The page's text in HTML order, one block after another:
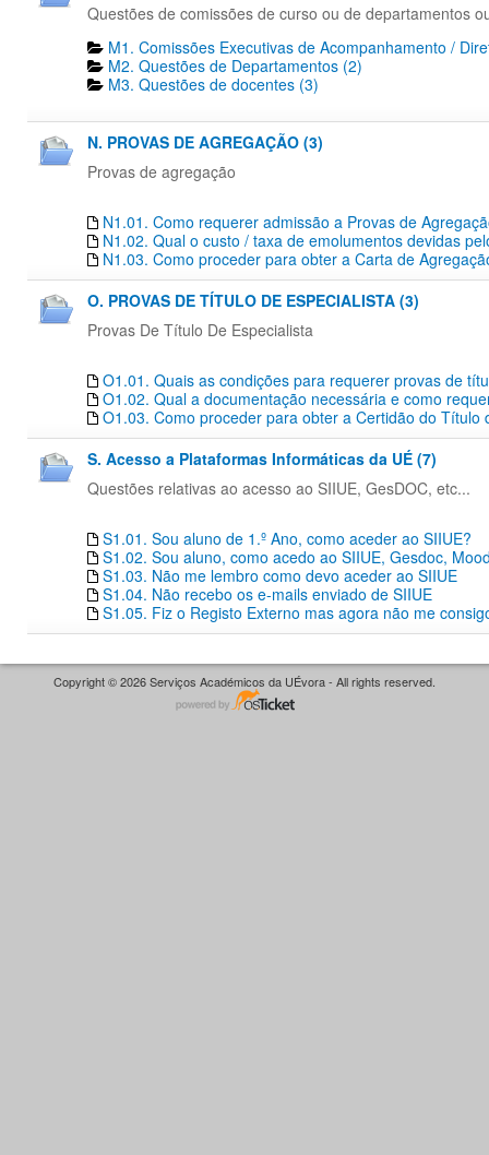
Questões de comissões de curso ou de departamentos
M1. Comissões Executivas de Acompanhamento /
M2. Questões de Departamentos​ (2)
M3. Questões de docentes​ (3)
N. PROVAS DE AGREGAÇÃO (3)
Provas de agregação
N1.01. Como requerer admissão a Provas de
N1.02. Qual o custo / taxa de emolumentos devidas
N1.03. Como proceder para obter a Carta de
O. PROVAS DE TÍTULO DE ESPECIALISTA (3)
Provas De Título De Especialista
O1.01. Quais as condições para requerer provas de
O1.02. Qual a documentação necessária e como
O1.03. Como proceder para obter a Certidão do Título
S. Acesso a Plataformas Informáticas da UÉ (7)
Questões relativas ao acesso ao SIIUE, GesDOC, etc...
S1.01. Sou aluno de 1.º Ano, como aceder ao SIIUE?
S1.02. Sou aluno, como acedo ao SIIUE, Gesdoc,
S1.03. Não me lembro como devo aceder ao SIIUE
S1.04. Não recebo os e-mails enviado de SIIUE
S1.05. Fiz o Registo Externo mas agora não me
Copyright © 2026 Serviços Académicos da UÉvora - All rights reserved.